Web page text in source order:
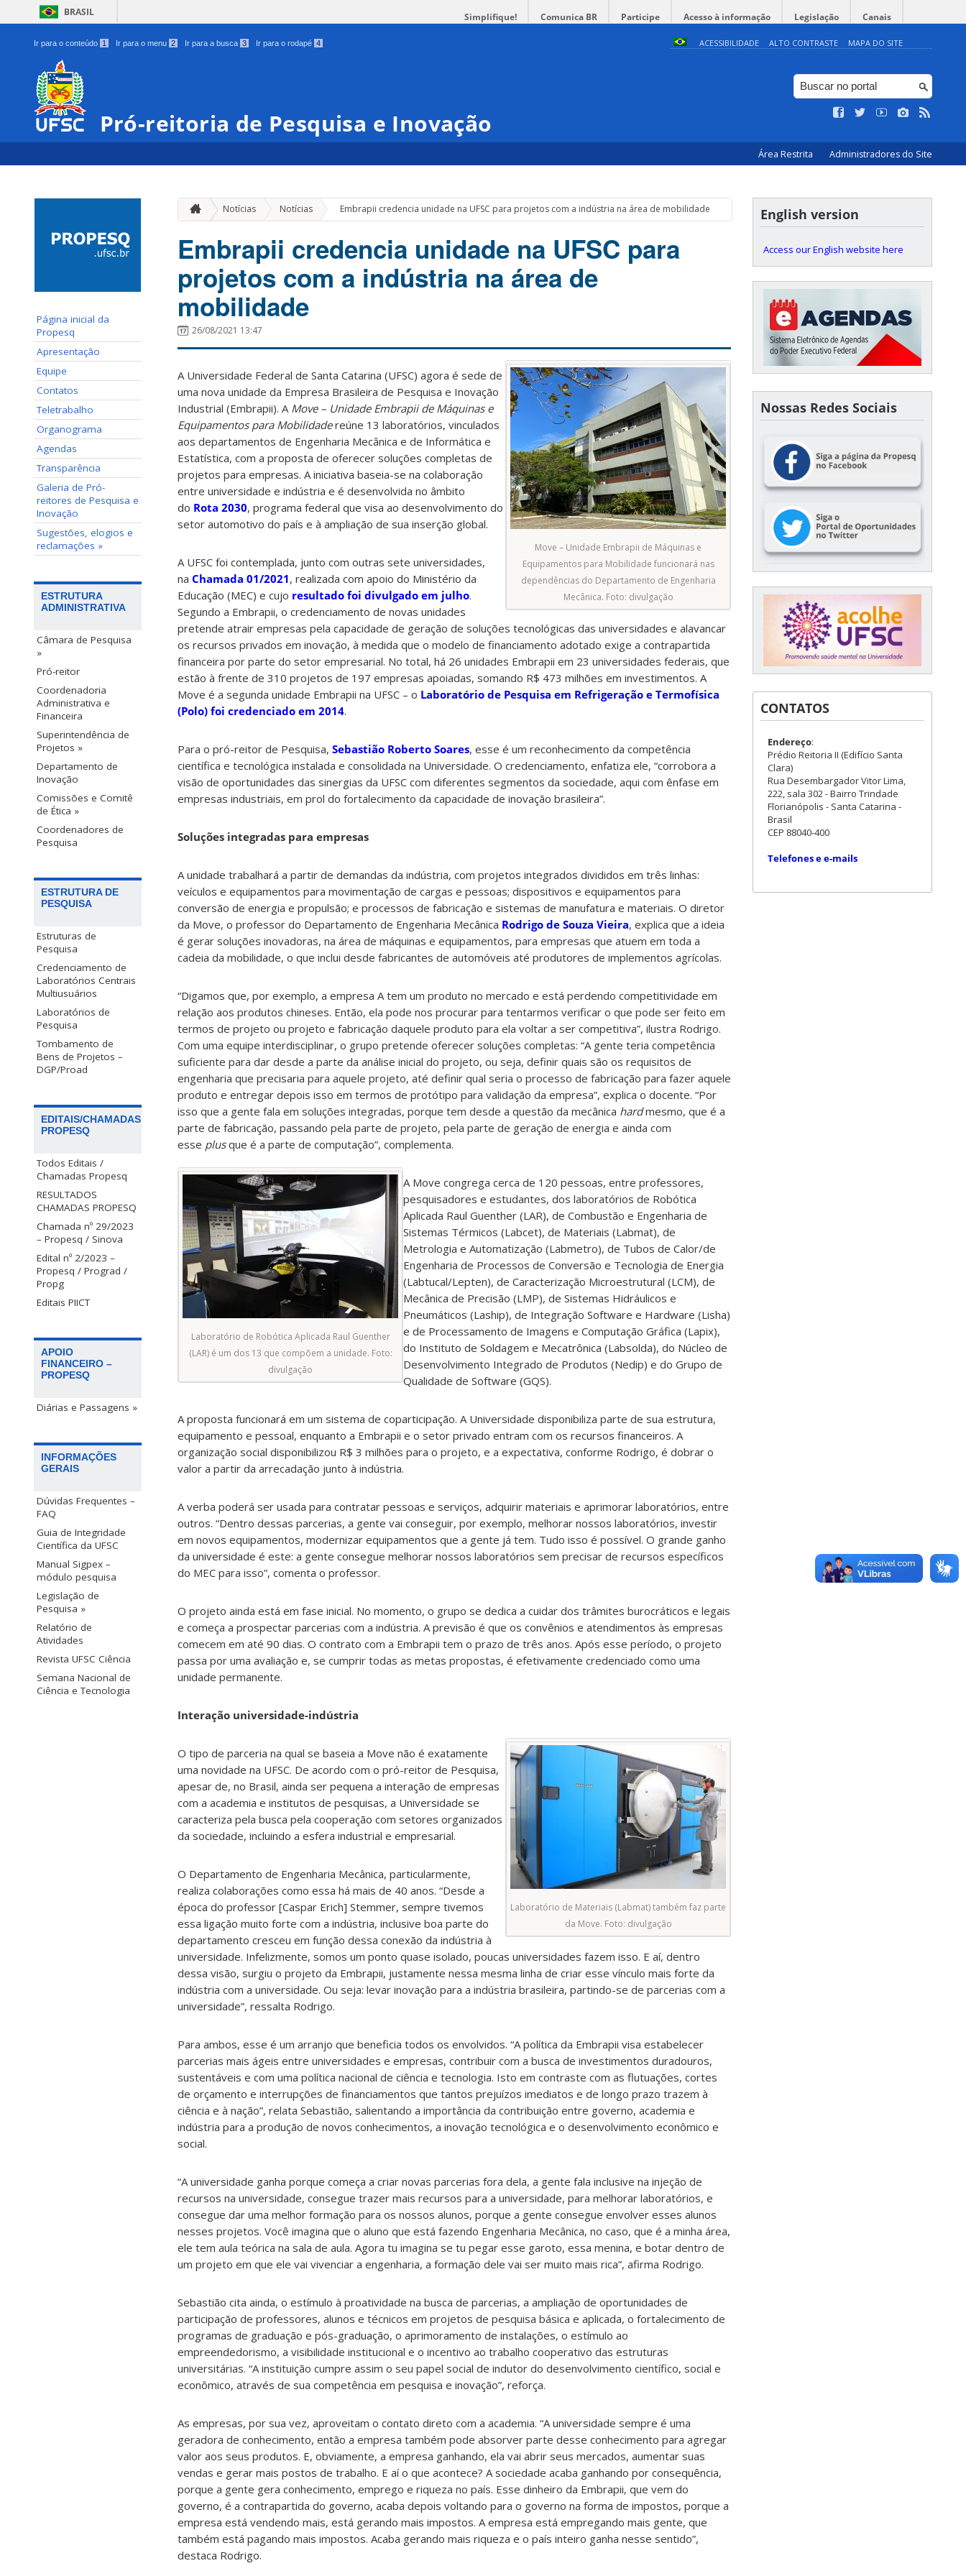
BRASIL Simplifique! Comunica BR Participe Acesso à informação Legislação Canais
Ir para o conteúdo 1 Ir para o menu 2 Ir para a busca 3 Ir para o rodapé 4 ACESSIBILIDADE ALTO CONTRASTE MAPA DO SITE
Pró-reitoria de Pesquisa e Inovação
Área Restrita Administradores do Site
Página inicial da
Propesq
Apresentação
Equipe
Contatos
Teletrabalho
Organograma
Agendas
Transparência
Galeria de Pró-
reitores de Pesquisa e
Inovação
Sugestões, elogios e
reclamações »
ESTRUTURA
ADMINISTRATIVA
Câmara de Pesquisa
»
Pró-reitor
Coordenadoria
Administrativa e
Financeira
Superintendência de
Projetos »
Departamento de
Inovação
Comissões e Comitê
de Ética »
Coordenadores de
Pesquisa
ESTRUTURA DE
PESQUISA
Estruturas de
Pesquisa
Credenciamento de
Laboratórios Centrais
Multiusuários
Laboratórios de
Pesquisa
Tombamento de
Bens de Projetos –
DGP/Proad
EDITAIS/CHAMADAS
PROPESQ
Todos Editais /
Chamadas Propesq
RESULTADOS
CHAMADAS PROPESQ
Chamada nº 29/2023
– Propesq / Sinova
Edital nº 2/2023 –
Propesq / Prograd /
Propg
Editais PIICT
APOIO
FINANCEIRO –
PROPESQ
Diárias e Passagens »
INFORMAÇÕES
GERAIS
Dúvidas Frequentes –
FAQ
Guia de Integridade
Científica da UFSC
Manual Sigpex –
módulo pesquisa
Legislação de
Pesquisa »
Relatório de
Atividades
Revista UFSC Ciência
Semana Nacional de
Ciência e Tecnologia
Notícias Notícias » Embrapii credencia unidade na UFSC para projetos com a indústria na área de mobilidade
Embrapii credencia unidade na UFSC para
projetos com a indústria na área de
mobilidade
26/08/2021 13:47
Move – Unidade Embrapii de Máquinas e
Equipamentos para Mobilidade funcionará nas
dependências do Departamento de Engenharia
Mecânica. Foto: divulgação
A Universidade Federal de Santa Catarina (UFSC) agora é sede de
uma nova unidade da Empresa Brasileira de Pesquisa e Inovação
Industrial (Embrapii). A Move – Unidade Embrapii de Máquinas e
Equipamentos para Mobilidadereúne 13 laboratórios, vinculados
aos departamentos de Engenharia Mecânica e de Informática e
Estatística, com a proposta de oferecer soluções completas de
projetos para empresas. A iniciativa baseia-se na colaboração
entre universidade e indústria e é desenvolvida no âmbito
do Rota 2030, programa federal que visa ao desenvolvimento do
setor automotivo do país e à ampliação de sua inserção global.
A UFSC foi contemplada, junto com outras sete universidades,
na Chamada 01/2021, realizada com apoio do Ministério da
Educação (MEC) e cujo resultado foi divulgado em julho.
Segundo a Embrapii, o credenciamento de novas unidades
pretende atrair empresas pela capacidade de geração de soluções tecnológicas das universidades e alavancar
os recursos privados em inovação, à medida que o modelo de financiamento adotado exige a contrapartida
financeira por parte do setor empresarial. No total, há 26 unidades Embrapii em 23 universidades federais, que
estão à frente de 310 projetos de 197 empresas apoiadas, somando R$ 473 milhões em investimentos. A
Move é a segunda unidade Embrapii na UFSC – o Laboratório de Pesquisa em Refrigeração e Termofísica
(Polo) foi credenciado em 2014.
Para o pró-reitor de Pesquisa, Sebastião Roberto Soares, esse é um reconhecimento da competência
científica e tecnológica instalada e consolidada na Universidade. O credenciamento, enfatiza ele, “corrobora a
visão de oportunidades das sinergias da UFSC com diferentes segmentos da sociedade, aqui com ênfase em
empresas industriais, em prol do fortalecimento da capacidade de inovação brasileira”.
Soluções integradas para empresas
A unidade trabalhará a partir de demandas da indústria, com projetos integrados divididos em três linhas:
veículos e equipamentos para movimentação de cargas e pessoas; dispositivos e equipamentos para
conversão de energia e propulsão; e processos de fabricação e sistemas de manufatura e materiais. O diretor
da Move, o professor do Departamento de Engenharia Mecânica Rodrigo de Souza Vieira, explica que a ideia
é gerar soluções inovadoras, na área de máquinas e equipamentos, para empresas que atuem em toda a
cadeia da mobilidade, o que inclui desde fabricantes de automóveis até produtores de implementos agrícolas.
“Digamos que, por exemplo, a empresa A tem um produto no mercado e está perdendo competitividade em
relação aos produtos chineses. Então, ela pode nos procurar para tentarmos verificar o que pode ser feito em
termos de projeto ou projeto e fabricação daquele produto para ela voltar a ser competitiva”, ilustra Rodrigo.
Com uma equipe interdisciplinar, o grupo pretende oferecer soluções completas: “A gente teria competência
suficiente para dar desde a parte da análise inicial do projeto, ou seja, definir quais são os requisitos de
engenharia que precisaria para aquele projeto, até definir qual seria o processo de fabricação para fazer aquele
produto e entregar depois isso em termos de protótipo para validação da empresa”, explica o docente. “Por
isso que a gente fala em soluções integradas, porque tem desde a questão da mecânica hardmesmo, que é a
parte de fabricação, passando pela parte de projeto, pela parte de geração de energia e ainda com
esse plusque é a parte de computação”, complementa.
Laboratório de Robótica Aplicada Raul Guenther
(LAR) é um dos 13 que compõem a unidade. Foto:
divulgação
A Move congrega cerca de 120 pessoas, entre professores,
pesquisadores e estudantes, dos laboratórios de Robótica
Aplicada Raul Guenther (LAR), de Combustão e Engenharia de
Sistemas Térmicos (Labcet), de Materiais (Labmat), de
Metrologia e Automatização (Labmetro), de Tubos de Calor/de
Engenharia de Processos de Conversão e Tecnologia de Energia
(Labtucal/Lepten), de Caracterização Microestrutural (LCM), de
Mecânica de Precisão (LMP), de Sistemas Hidráulicos e
Pneumáticos (Laship), de Integração Software e Hardware (Lisha)
e de Processamento de Imagens e Computação Gráfica (Lapix),
do Instituto de Soldagem e Mecatrônica (Labsolda), do Núcleo de
Desenvolvimento Integrado de Produtos (Nedip) e do Grupo de
Qualidade de Software (GQS).
A proposta funcionará em um sistema de coparticipação. A Universidade disponibiliza parte de sua estrutura,
equipamento e pessoal, enquanto a Embrapii e o setor privado entram com os recursos financeiros. A
organização social disponibilizou R$ 3 milhões para o projeto, e a expectativa, conforme Rodrigo, é dobrar o
valor a partir da arrecadação junto à indústria.
A verba poderá ser usada para contratar pessoas e serviços, adquirir materiais e aprimorar laboratórios, entre
outros. “Dentro dessas parcerias, a gente vai conseguir, por exemplo, melhorar nossos laboratórios, investir
em novos equipamentos, modernizar equipamentos que a gente já tem. Tudo isso é possível. O grande ganho
da universidade é este: a gente consegue melhorar nossos laboratórios sem precisar de recursos específicos
do MEC para isso”, comenta o professor.
O projeto ainda está em fase inicial. No momento, o grupo se dedica a cuidar dos trâmites burocráticos e legais
e começa a prospectar parcerias com a indústria. A previsão é que os convênios e atendimentos às empresas
comecem em até 90 dias. O contrato com a Embrapii tem o prazo de três anos. Após esse período, o projeto
passa por uma avaliação e, se cumprir todas as metas propostas, é efetivamente credenciado como uma
unidade permanente.
Interação universidade-indústria
Laboratório de Materiais (Labmat) também faz parte
da Move. Foto: divulgação
O tipo de parceria na qual se baseia a Move não é exatamente
uma novidade na UFSC. De acordo com o pró-reitor de Pesquisa,
apesar de, no Brasil, ainda ser pequena a interação de empresas
com a academia e institutos de pesquisas, a Universidade se
caracteriza pela busca pela cooperação com setores organizados
da sociedade, incluindo a esfera industrial e empresarial.
O Departamento de Engenharia Mecânica, particularmente,
realiza colaborações como essa há mais de 40 anos. “Desde a
época do professor [Caspar Erich] Stemmer, sempre tivemos
essa ligação muito forte com a indústria, inclusive boa parte do
departamento cresceu em função dessa conexão da indústria à
universidade. Infelizmente, somos um ponto quase isolado, poucas universidades fazem isso. E aí, dentro
dessa visão, surgiu o projeto da Embrapii, justamente nessa mesma linha de criar esse vínculo mais forte da
indústria com a universidade. Ou seja: levar inovação para a indústria brasileira, partindo-se de parcerias com a
universidade”, ressalta Rodrigo.
Para ambos, esse é um arranjo que beneficia todos os envolvidos. “A política da Embrapii visa estabelecer
parcerias mais ágeis entre universidades e empresas, contribuir com a busca de investimentos duradouros,
sustentáveis e com uma política nacional de ciência e tecnologia. Isto em contraste com as flutuações, cortes
de orçamento e interrupções de financiamentos que tantos prejuízos imediatos e de longo prazo trazem à
ciência e à nação”, relata Sebastião, salientando a importância da contribuição entre governo, academia e
indústria para a produção de novos conhecimentos, a inovação tecnológica e o desenvolvimento econômico e
social.
“A universidade ganha porque começa a criar novas parcerias fora dela, a gente fala inclusive na injeção de
recursos na universidade, consegue trazer mais recursos para a universidade, para melhorar laboratórios, e
consegue dar uma melhor formação para os nossos alunos, porque a gente consegue envolver esses alunos
nesses projetos. Você imagina que o aluno que está fazendo Engenharia Mecânica, no caso, que é a minha área,
ele tem aula teórica na sala de aula. Agora tu imagina se tu pegar esse garoto, essa menina, e botar dentro de
um projeto em que ele vai vivenciar a engenharia, a formação dele vai ser muito mais rica”, afirma Rodrigo.
Sebastião cita ainda, o estímulo à proatividade na busca de parcerias, a ampliação de oportunidades de
participação de professores, alunos e técnicos em projetos de pesquisa básica e aplicada, o fortalecimento de
programas de graduação e pós-graduação, o aprimoramento de instalações, o estímulo ao
empreendedorismo, a visibilidade institucional e o incentivo ao trabalho cooperativo das estruturas
universitárias. “A instituição cumpre assim o seu papel social de indutor do desenvolvimento científico, social e
econômico, através de sua competência em pesquisa e inovação”, reforça.
As empresas, por sua vez, aproveitam o contato direto com a academia. “A universidade sempre é uma
geradora de conhecimento, então a empresa também pode absorver parte desse conhecimento para agregar
valor aos seus produtos. E, obviamente, a empresa ganhando, ela vai abrir seus mercados, aumentar suas
vendas e gerar mais postos de trabalho. E aí o que acontece? A sociedade acaba ganhando por consequência,
porque a gente gera conhecimento, emprego e riqueza no país. Esse dinheiro da Embrapii, que vem do
governo, é a contrapartida do governo, acaba depois voltando para o governo na forma de impostos, porque a
empresa está vendendo mais, está gerando mais impostos. A empresa está empregando mais gente, que
também está pagando mais impostos. Acaba gerando mais riqueza e o país inteiro ganha nesse sentido”,
destaca Rodrigo.
English version
Access our English website here
Nossas Redes Sociais
CONTATOS
Endereço:
Prédio Reitoria II (Edifício Santa
Clara)
Rua Desembargador Vitor Lima,
222, sala 302 - Bairro Trindade
Florianópolis - Santa Catarina -
Brasil
CEP 88040-400
Telefones e e-mails